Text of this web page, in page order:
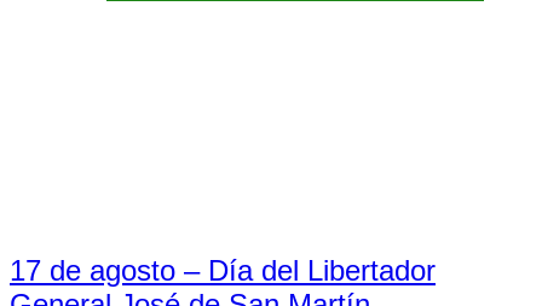
17 de agosto – Día del Libertador